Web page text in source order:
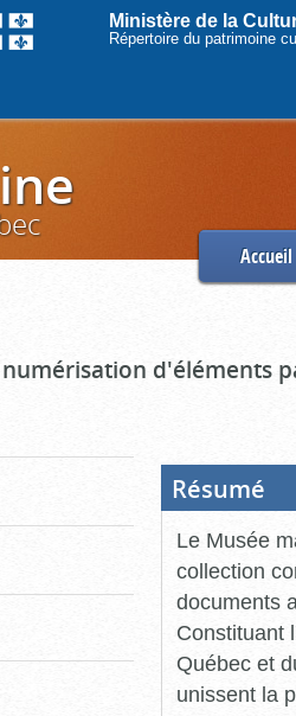
Ministère de la
Répertoire du patrimoine
Accueil
d'éléments
Résumé
Le Musée
collection
documents
Constituant
Québec et
unissent la